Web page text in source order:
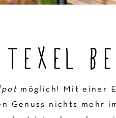
möglich! Mit einer
Genuss nichts mehr